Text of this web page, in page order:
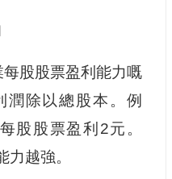
股股票盈利能力嘅
潤除以總股本。例
股股票盈利2元。
越強。